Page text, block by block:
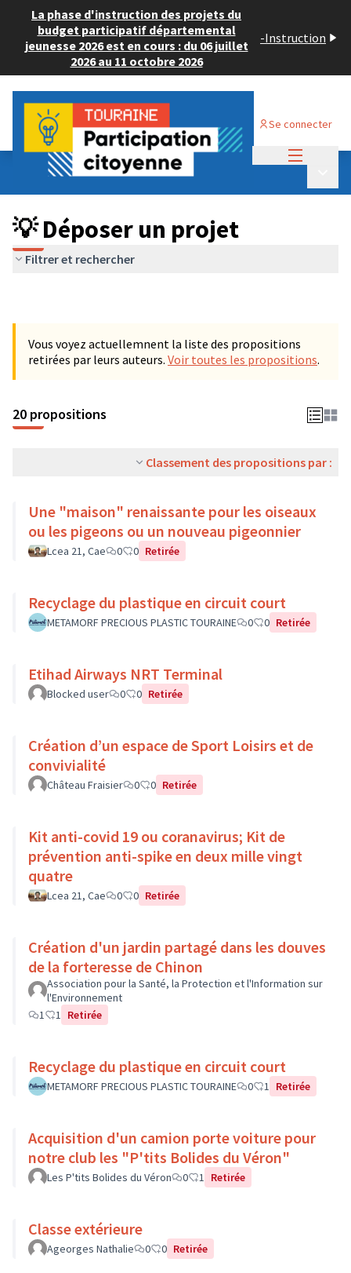
La phase d'instruction des projets du
budget participatif départemental
jeunesse 2026 est en cours : du 06 juillet
2026 au 11 octobre 2026
-Instruction
Se connecter
Budget Participatif ADULTE 2024
💡 Déposer un projet
💡 Déposer un projet
Filtrer et rechercher
Vous voyez actuellemnent la liste des propositions
retirées par leurs auteurs. Voir toutes les propositions.
20 propositions
Classement des propositions par :
Une "maison" renaissante pour les oiseaux
ou les pigeons ou un nouveau pigeonnier
Lcea 21, Cae 0 0 Retirée
Recyclage du plastique en circuit court
METAMORF PRECIOUS PLASTIC TOURAINE 0 0 Retirée
Etihad Airways NRT Terminal
Blocked user 0 0 Retirée
Création d’un espace de Sport Loisirs et de
convivialité
Château Fraisier 0 0 Retirée
Kit anti-covid 19 ou coranavirus; Kit de
prévention anti-spike en deux mille vingt
quatre
Lcea 21, Cae 0 0 Retirée
Création d'un jardin partagé dans les douves
de la forteresse de Chinon
Association pour la Santé, la Protection et l'Information sur
l'Environnement
1
1 Retirée
Recyclage du plastique en circuit court
METAMORF PRECIOUS PLASTIC TOURAINE 0 1 Retirée
Acquisition d'un camion porte voiture pour
notre club les "P'tits Bolides du Véron"
Les P'tits Bolides du Véron 0 1 Retirée
Classe extérieure
Ageorges Nathalie 0 0 Retirée